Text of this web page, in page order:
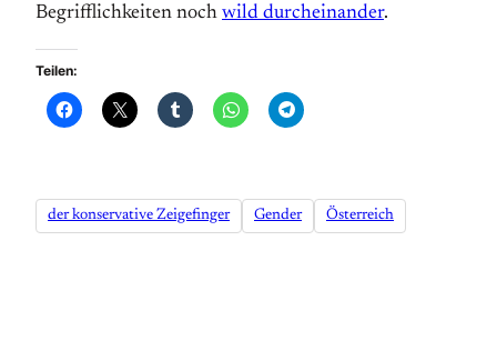
Begrifflichkeiten noch wild durcheinander.
Teilen:
der konservative Zeigefinger Gender Österreich